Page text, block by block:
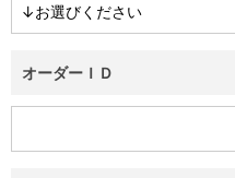
オーダーＩＤ